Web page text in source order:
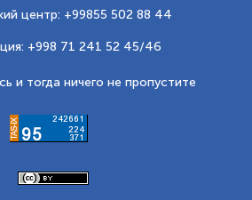
центр: +99855 502 88 44
+998 71 241 52 45/46
и тогда ничего не пропустите